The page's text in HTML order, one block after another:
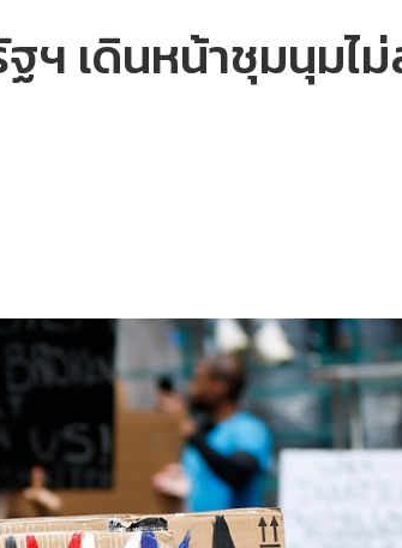
เดินหน้าชุมนุมไม่